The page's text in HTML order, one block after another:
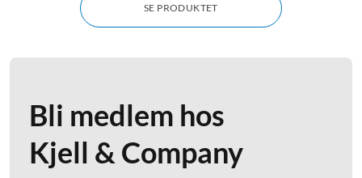
SE PRODUKTET
Bli medlem hos
Kjell & Company